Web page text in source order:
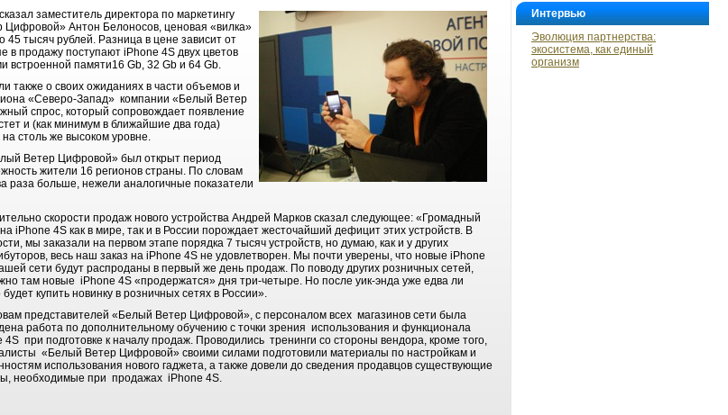
Интервью
Эволюция партнерства:
экосистема, как единый
организм
заместитель директора по маркетингу
Антон Белоносов, ценовая «вилка»
45 тысяч рублей. Разница в цене зависит от
в продажу поступают iPhone 4S двух цветов
встроенной памяти16 Gb, 32 Gb и 64 Gb.
также о своих ожиданиях в части объемов и
«Северо-Запад» компании «Белый Ветер
спрос, который сопровождает появление
и (как минимум в ближайшие два года)
столь же высоком уровне.
Ветер Цифровой» был открыт период
жители 16 регионов страны. По словам
раза больше, нежели аналогичные показатели
скорости продаж нового устройства Андрей Марков сказал следующее: «Громадный
iPhone 4S как в мире, так и в России порождает жесточайший дефицит этих устройств. В
мы заказали на первом этапе порядка 7 тысяч устройств, но думаю, как и у других
весь наш заказ на iPhone 4S не удовлетворен. Мы почти уверены, что новые iPhone
сети будут распроданы в первый же день продаж. По поводу других розничных сетей,
там новые iPhone 4S «продержатся» дня три-четыре. Но после уик-энда уже едва ли
купить новинку в розничных сетях в России».
представителей «Белый Ветер Цифровой», с персоналом всех магазинов сети была
работа по дополнительному обучению с точки зрения использования и функционала
4S при подготовке к началу продаж. Проводились тренинги со стороны вендора, кроме того,
«Белый Ветер Цифровой» своими силами подготовили материалы по настройкам и
использования нового гаджета, а также довели до сведения продавцов существующие
необходимые при продажах iPhone 4S.